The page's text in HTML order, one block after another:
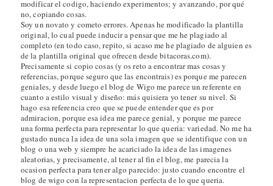
modificar el codigo, haciendo experimentos; y avanzando, por qué
no, copiando cosas.
Soy un novato y cometo errores. Apenas he modificado la plantilla
original, lo cual puede inducir a pensar que me he plagiado al
completo (en todo caso, repito, si acaso me he plagiado de alguien es
de la plantilla original que ofrecen desde bitacoras.com).
Precisamente si copio cosas (y os reto a encontrar mas cosas y
referencias, porque seguro que las encontrais) es porque me parecen
geniales, y desde luego el blog de Wigo me parece un referente en
cuanto a estilo visual y diseño: más quisiera yo tener su nivel. Si
hago esa referencia creo que se puede entender que es por
admiracion, porque esa idea me parece genial, y porque me parece
una forma perfecta para representar lo que queria: variedad. No me ha
gustado nunca la idea de una sola imagen que se identifique con un
blog o una web y siempre he acariciado la idea de las imagenes
aleatorias, y precisamente, al tener al fin el blog, me parecia la
ocasion perfecta para tener algo parecido: justo cuando encontre el
blog de wigo con la representacion perfecta de lo que queria.